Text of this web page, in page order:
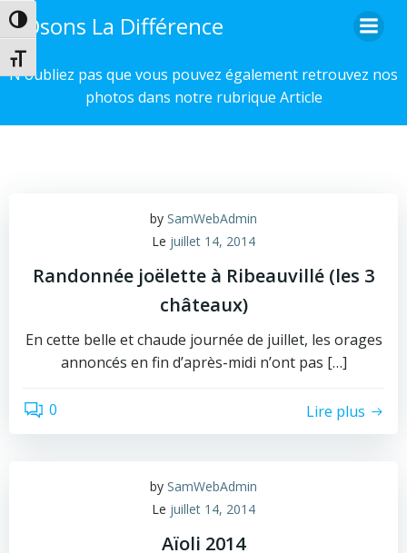
Passer en contraste élevé
Changer la taille de la police
au
Osons La Différence
N'oubliez pas que vous pouvez également retrouvez nos
photos dans notre rubrique Article
by SamWebAdmin
Le juillet 14, 2014
Randonnée joëlette à Ribeauvillé (les 3
châteaux)
En cette belle et chaude journée de juillet, les orages
annoncés en fin d’après-midi n’ont pas […]
0 Lire plus
by SamWebAdmin
Le juillet 14, 2014
Aïoli 2014